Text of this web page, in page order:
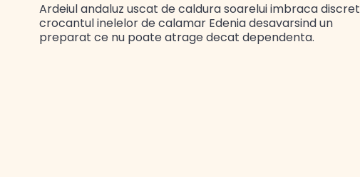
Ardeiul andaluz uscat de caldura soarelui imbraca discret
crocantul inelelor de calamar Edenia desavarsind un
preparat ce nu poate atrage decat dependenta.